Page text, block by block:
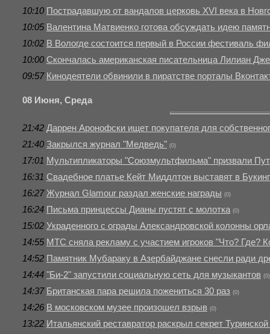
10:10 Пострадавшую от вандалов церковь XVI века в
10:05 Валентина Матвиенко готова обсуждать идею
10:02 В Вологде состоится первый в России фестиваль
10:00 Скончалась американская писательница Лилиан
09:57 Кинодеятели обвинили в пиратстве порталы
08 Июня, Среда
21:42 Даррен Аронофски ищет покупателя для
21:40 Закрылся журнал "Медведь" (0)
17:01 Мультипликаторы "Союзмультфильма" призвали
16:31 Свадебное платье Кейт Миддлтон выставят в
16:27 Журнал Glamour раздал женские награды (0)
16:24 Письма принцессы Дианы пустят с молотка (0)
15:02 Украденного с ограды Александровской колонны
14:55 МТС сняла рекламу с участием игроков "Что? Где?
14:52 Памятник Мубараку в Азербайджане снесли ради
14:44 "Би-2" запустили социальную сеть для музыкантов (0)
14:37 Британская пара решила пожениться 30 раз (0)
14:26 В московском музее произошел взрыв (0)
13:22 Итальянский реставратор раскрыл секрет